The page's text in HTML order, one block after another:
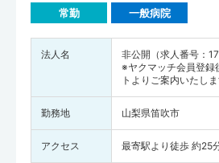
常勤 一般病院
法人名
非公開（求人番号：
※ヤクマッチ会員登録
トよりご案内いたしま
勤務地 山梨県笛吹市
アクセス 最寄駅より徒歩 約25